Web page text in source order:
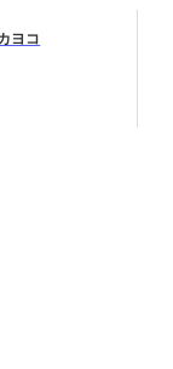
ヨコ